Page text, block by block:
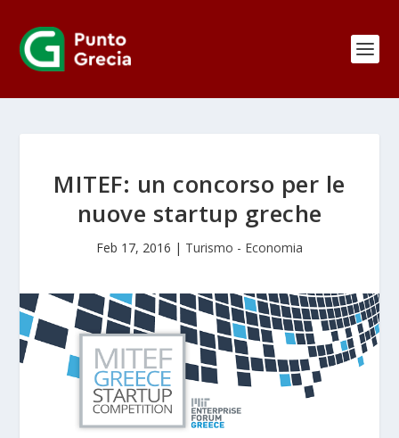
MITEF: un concorso per le
nuove startup greche
Feb 17, 2016 | Turismo - Economia